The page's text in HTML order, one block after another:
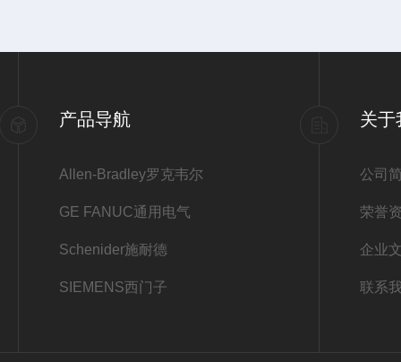
产品导航
Allen-Bradley罗克韦尔
GE FANUC通用电气
Schenider施耐德
SIEMENS西门子
关于
公司
荣誉
企业
联系